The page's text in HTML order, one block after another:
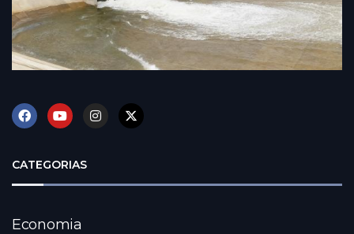
CATEGORIAS
Economia